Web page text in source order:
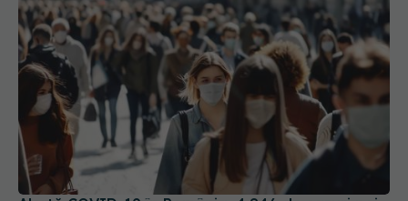
Alertă COVID-19 în România. 4.846 de cazuri noi
raportate într-o singură săptămână
16 sep 2025, 14:17